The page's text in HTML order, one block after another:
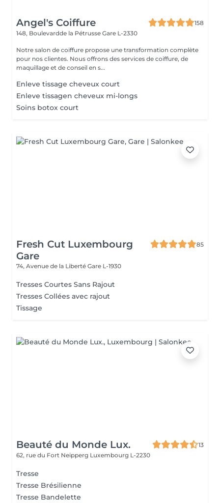
Angel's Coiffure
158
148, Boulevardde la Pétrusse Gare L-2330
Notre salon de coiffure propose une transformation complète
pour nos clientes. Nous offrons des services de coiffure, de
maquillage et de conseil en s...
Enleve tissage cheveux court
Enleve tissagen cheveux mi-longs
Soins botox court
Fresh Cut Luxembourg
Gare
85
74, Avenue de la Liberté Gare L-1930
Tresses Courtes Sans Rajout
Tresses Collées avec rajout
Tissage
Beauté du Monde Lux.
13
62, rue du Fort Neipperg Luxembourg L-2230
Tresse
Tresse Brésilienne
Tresse Bandelette